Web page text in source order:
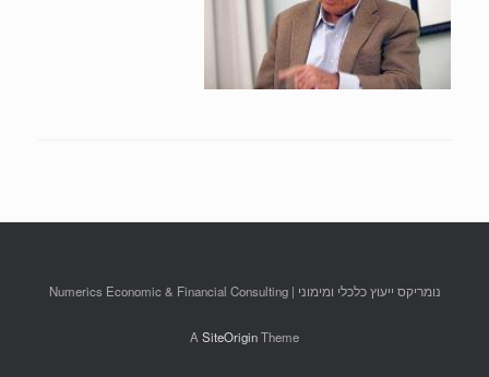
נומריקס ייעוץ כלכלי ומימוני | Numerics Economic & Financial Consulting
A SiteOriginTheme